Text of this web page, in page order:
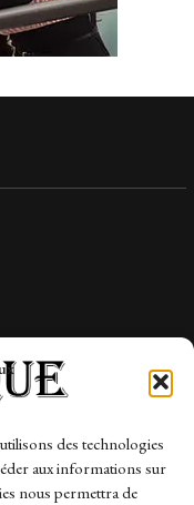
des technologies
aux informations sur
nous permettra de